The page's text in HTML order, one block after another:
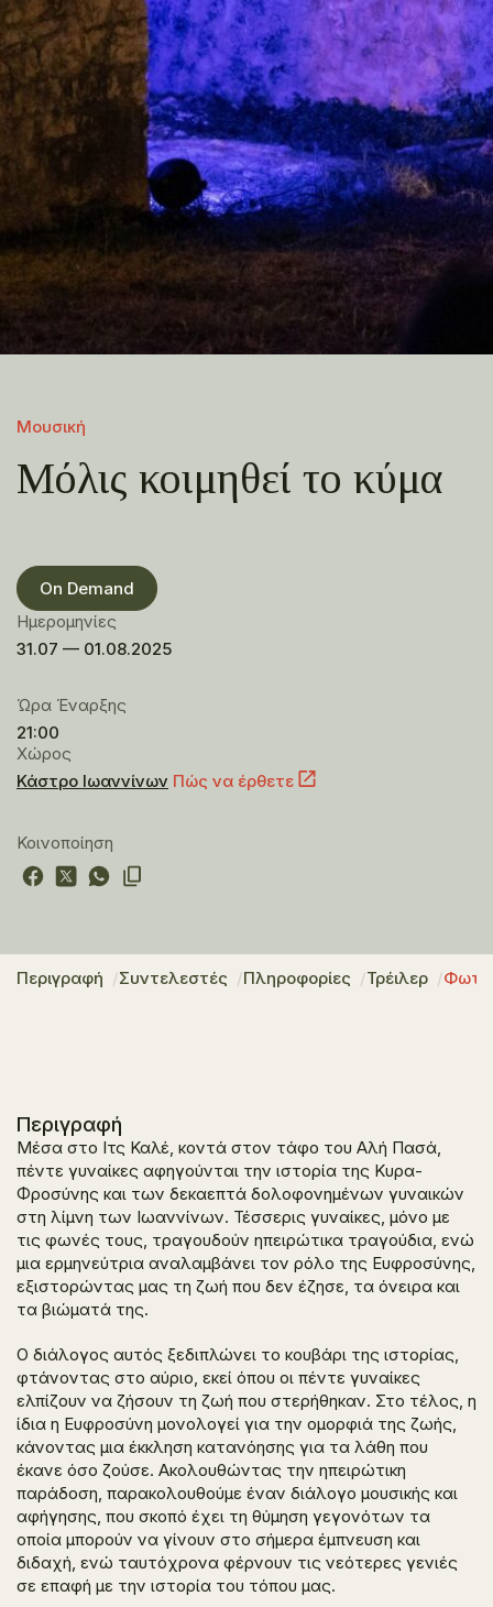
Μουσική
Μόλις κοιμηθεί το κύμα
On Demand
Ημερομηνίες
31.07 — 01.08.2025
Ώρα Έναρξης
21:00
Χώρος
Κάστρο Ιωαννίνων Πώς να έρθετε
Κοινοποίηση
Περιγραφή Συντελεστές Πληροφορίες Τρέιλερ
Περιγραφή
Μέσα στο Ιτς Καλέ, κοντά στον τάφο του Αλή Πασά,
πέντε γυναίκες αφηγούνται την ιστορία της Κυρα-
Φροσύνης και των δεκαεπτά δολοφονημένων γυναικών
στη λίμνη των Ιωαννίνων. Τέσσερις γυναίκες, μόνο με
τις φωνές τους, τραγουδούν ηπειρώτικα τραγούδια, ενώ
μια ερμηνεύτρια αναλαμβάνει τον ρόλο της Ευφροσύνης,
εξιστορώντας μας τη ζωή που δεν έζησε, τα όνειρα και
τα βιώματά της.
Ο διάλογος αυτός ξεδιπλώνει το κουβάρι της ιστορίας,
φτάνοντας στο αύριο, εκεί όπου οι πέντε γυναίκες
ελπίζουν να ζήσουν τη ζωή που στερήθηκαν. Στο τέλος, η
ίδια η Ευφροσύνη μονολογεί για την ομορφιά της ζωής,
κάνοντας μια έκκληση κατανόησης για τα λάθη που
έκανε όσο ζούσε. Ακολουθώντας την ηπειρώτικη
παράδοση, παρακολουθούμε έναν διάλογο μουσικής και
αφήγησης, που σκοπό έχει τη θύμηση γεγονότων τα
οποία μπορούν να γίνουν στο σήμερα έμπνευση και
διδαχή, ενώ ταυτόχρονα φέρνουν τις νεότερες γενιές
σε επαφή με την ιστορία του τόπου μας.